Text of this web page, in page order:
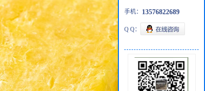
手机： 13576822689
Q Q：